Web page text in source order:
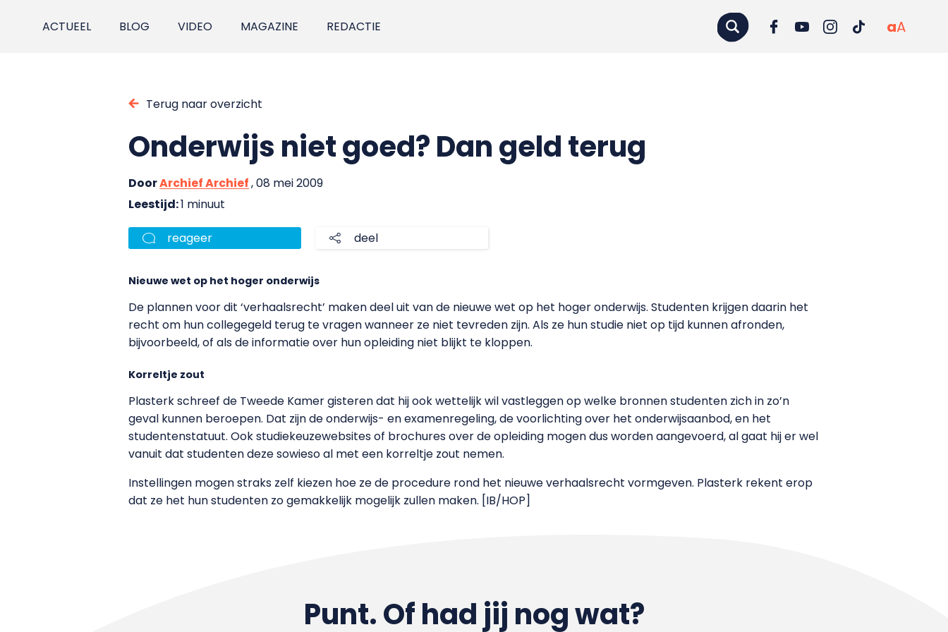
ACTUEEL BLOG VIDEO MAGAZINE REDACTIE aA
Terug naar overzicht
Onderwijs niet goed? Dan geld terug
DoorArchief Archief, 08 mei 2009
Leestijd:1 minuut
reageer deel
Nieuwe wet op het hoger onderwijs
De plannen voor dit ‘verhaalsrecht’ maken deel uit van de nieuwe wet op het hoger onderwijs. Studenten krijgen daarin het
recht om hun collegegeld terug te vragen wanneer ze niet tevreden zijn. Als ze hun studie niet op tijd kunnen afronden,
bijvoorbeeld, of als de informatie over hun opleiding niet blijkt te kloppen.
Korreltje zout
Plasterk schreef de Tweede Kamer gisteren dat hij ook wettelijk wil vastleggen op welke bronnen studenten zich in zo’n
geval kunnen beroepen. Dat zijn de onderwijs- en examenregeling, de voorlichting over het onderwijsaanbod, en het
studentenstatuut. Ook studiekeuzewebsites of brochures over de opleiding mogen dus worden aangevoerd, al gaat hij er wel
vanuit dat studenten deze sowieso al met een korreltje zout nemen.
Instellingen mogen straks zelf kiezen hoe ze de procedure rond het nieuwe verhaalsrecht vormgeven. Plasterk rekent erop
dat ze het hun studenten zo gemakkelijk mogelijk zullen maken. [IB/HOP]
Punt. Of had jij nog wat?